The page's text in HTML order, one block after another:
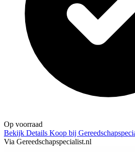
Op voorraad
Bekijk Details Koop bij
Via Gereedschapspecialist.nl